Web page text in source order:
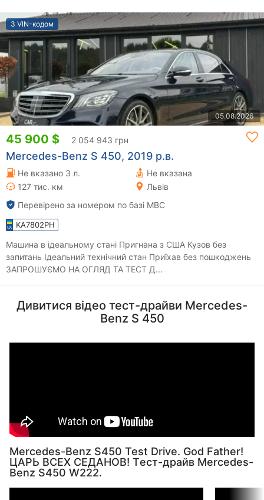
З VIN-кодом
05.08.2026
45 900 $ 2 054 943 грн
Mercedes-Benz S 450, 2019 р.в.
Не вказано 3 л.
Не вказана
127 тис. км
Львів
Перевірено за номером по базі МВС
KA7802PH
Машина в ідеальному стані Пригнана з США Кузов без
запитань Ідеальний технічний стан Приїхав без пошкоджень
ЗАПРОШУЄМО НА ОГЛЯД ТА ТЕСТ Д...
Дивитися відео тест-драйви Mercedes-
Benz S 450
Mercedes-Benz S450 Test Drive. God Father!
ЦАРЬ ВСЕХ СЕДАНОВ! Tест-драйв Mercedes-
Benz S450 W222.